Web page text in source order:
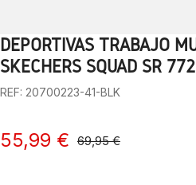
1 2 3 4 5 6
DEPORTIVAS TRABAJO
SKECHERS SQUAD SR
REF: 20700223-41-BLK
55,99 € 69,95 €